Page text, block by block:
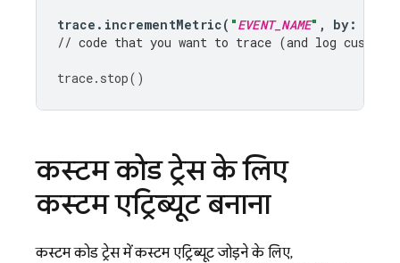
trace . incrementMetric( "EVENT_NAME" , by:
// code that you want to trace (and log custom
trace. stop()
कस्टम कोड ट्रेस के लिए
कस्टम एट्रिब्यूट बनाना
कस्टम कोड ट्रेस में कस्टम एट्रिब्यूट जोड़ने के लिए,